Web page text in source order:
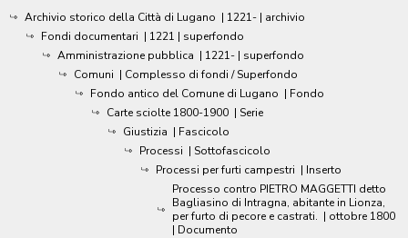
Archivio storico della Città di Lugano | 1221- | archivio
Fondi documentari | 1221 | superfondo
Amministrazione pubblica | 1221- | superfondo
Comuni | Complesso di fondi / Superfondo
Fondo antico del Comune di Lugano | Fondo
Carte sciolte 1800-1900 | Serie
Giustizia | Fascicolo
Processi | Sottofascicolo
Processi per furti campestri | Inserto
Processo contro PIETRO MAGGETTI detto
Bagliasino di Intragna, abitante in Lionza,
per furto di pecore e castrati. | ottobre 1800
| Documento